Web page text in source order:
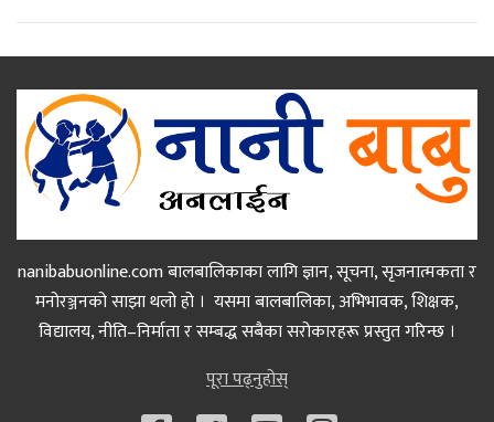
nanibabuonline.com बालबालिकाका लागि ज्ञान, सूचना, सृजनात्मकता र
मनोरञ्जनको साझा थलो हो । यसमा बालबालिका, अभिभावक, शिक्षक,
विद्यालय, नीति–निर्माता र सम्बद्ध सबैका सरोकारहरू प्रस्तुत गरिन्छ ।
पूरा पढ्नुहोस्